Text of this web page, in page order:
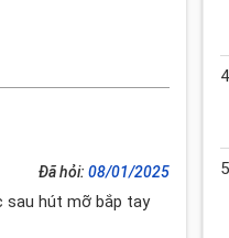
Đã hỏi: 08/01/2025
sau hút mỡ bắp tay